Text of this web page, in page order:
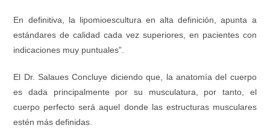
En definitiva, la lipomioescultura en alta definición, apunta a
estándares de calidad cada vez superiores, en pacientes con
indicaciones muy puntuales”.
El Dr. Salaues Concluye diciendo que, la anatomía del cuerpo
es dada principalmente por su musculatura, por tanto, el
cuerpo perfecto será aquel donde las estructuras musculares
estén más definidas.